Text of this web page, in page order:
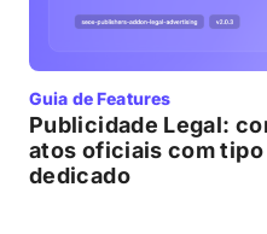
Guia de Features
Publicidade Legal:
atos oficiais com
dedicado